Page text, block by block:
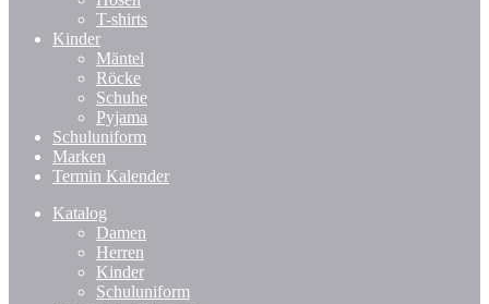
T-shirts
Kinder
Mäntel
Röcke
Schuhe
Pyjama
Schuluniform
Marken
Termin Kalender
Katalog
Damen
Herren
Kinder
Schuluniform